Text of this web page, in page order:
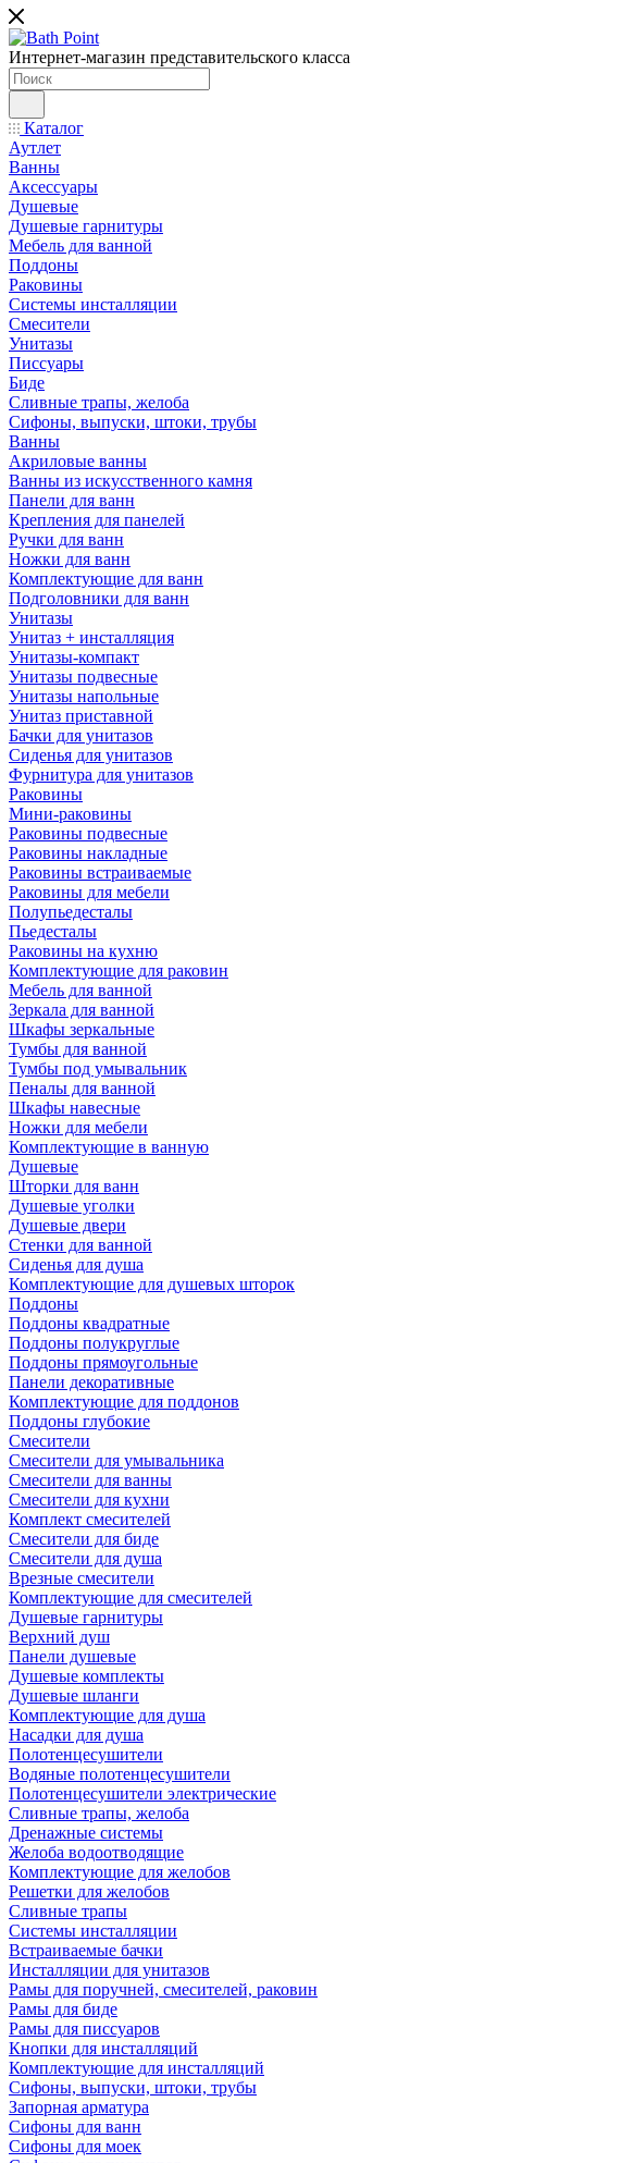
Интернет-магазин представительского класса
Каталог
Аутлет
Ванны
Аксессуары
Душевые
Душевые гарнитуры
Мебель для ванной
Поддоны
Раковины
Системы инсталляции
Смесители
Унитазы
Писсуары
Биде
Сливные трапы, желоба
Сифоны, выпуски, штоки, трубы
Ванны
Акриловые ванны
Ванны из искусственного камня
Панели для ванн
Крепления для панелей
Ручки для ванн
Ножки для ванн
Комплектующие для ванн
Подголовники для ванн
Унитазы
Унитаз + инсталляция
Унитазы-компакт
Унитазы подвесные
Унитазы напольные
Унитаз приставной
Бачки для унитазов
Сиденья для унитазов
Фурнитура для унитазов
Раковины
Мини-раковины
Раковины подвесные
Раковины накладные
Раковины встраиваемые
Раковины для мебели
Полупьедесталы
Пьедесталы
Раковины на кухню
Комплектующие для раковин
Мебель для ванной
Зеркала для ванной
Шкафы зеркальные
Тумбы для ванной
Тумбы под умывальник
Пеналы для ванной
Шкафы навесные
Ножки для мебели
Комплектующие в ванную
Душевые
Шторки для ванн
Душевые уголки
Душевые двери
Стенки для ванной
Сиденья для душа
Комплектующие для душевых шторок
Поддоны
Поддоны квадратные
Поддоны полукруглые
Поддоны прямоугольные
Панели декоративные
Комплектующие для поддонов
Поддоны глубокие
Смесители
Смесители для умывальника
Смесители для ванны
Смесители для кухни
Комплект смесителей
Смесители для биде
Смесители для душа
Врезные смесители
Комплектующие для смесителей
Душевые гарнитуры
Верхний душ
Панели душевые
Душевые комплекты
Душевые шланги
Комплектующие для душа
Насадки для душа
Полотенцесушители
Водяные полотенцесушители
Полотенцесушители электрические
Сливные трапы, желоба
Дренажные системы
Желоба водоотводящие
Комплектующие для желобов
Решетки для желобов
Сливные трапы
Системы инсталляции
Встраиваемые бачки
Инсталляции для унитазов
Рамы для поручней, смесителей, раковин
Рамы для биде
Рамы для писсуаров
Кнопки для инсталляций
Комплектующие для инсталляций
Сифоны, выпуски, штоки, трубы
Запорная арматура
Сифоны для ванн
Сифоны для моек